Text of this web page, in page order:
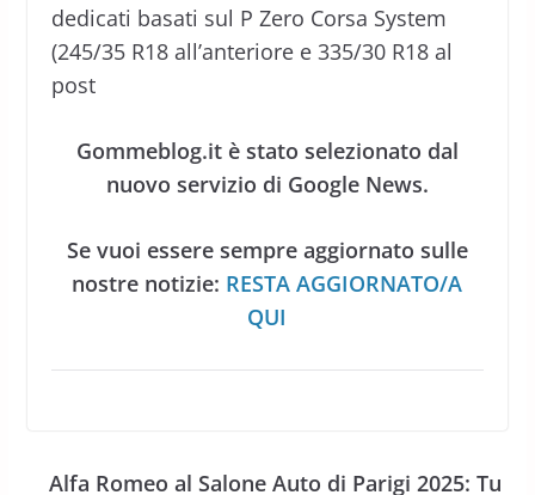
dedicati basati sul P Zero Corsa System
(245/35 R18 all’anteriore e 335/30 R18 al
post
Gommeblog.it è stato selezionato dal
nuovo servizio di Google News.
Se vuoi essere sempre aggiornato sulle
nostre notizie: RESTA AGGIORNATO/A
QUI
Alfa Romeo al Salone Auto di Parigi 2025: Tu